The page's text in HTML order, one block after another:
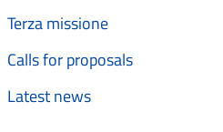
Terza missione
Calls for proposals
Latest news